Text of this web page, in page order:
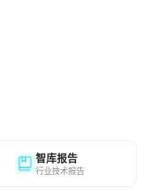
智库报告
行业技术报告